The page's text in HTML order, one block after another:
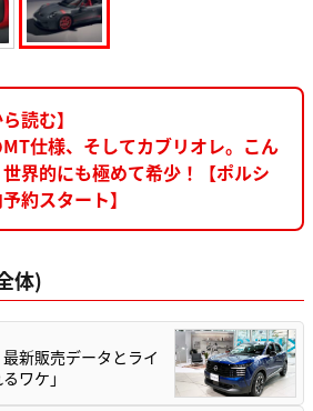
読む】
仕様、そしてカブリオレ。こん
界的にも極めて希少！【ポルシ
約スタート】
体)
新販売データとライ
ワケ」